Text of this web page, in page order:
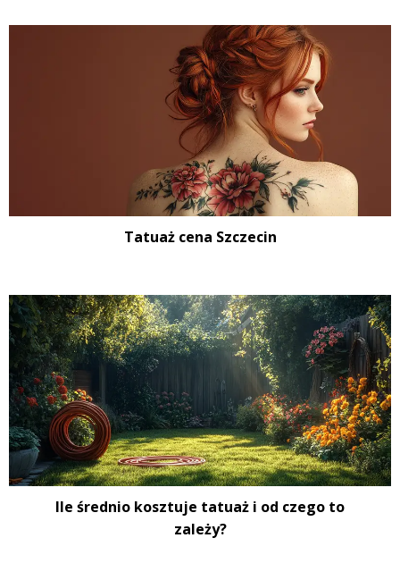
Tatuaż cena Szczecin
Ile średnio kosztuje tatuaż i od czego to
zależy?